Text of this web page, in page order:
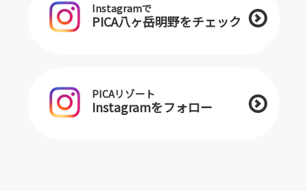
Instagramで
PICA八ヶ岳明野をチェック
PICAリゾート
Instagramをフォロー